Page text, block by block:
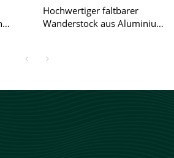
Hochwertiger faltbarer
Wanderstock aus Aluminium